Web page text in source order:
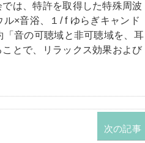
は、特許を取得した特殊周波
×音浴、１/ f ゆらぎキャンド
の可聴域と非可聴域を、耳
とで、リラックス効果および
次の記事